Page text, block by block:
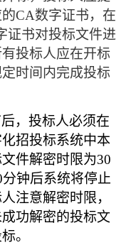
CA数字证书，在
证书对投标文件进
投标人应在开标
时间内完成投标
，投标人必须在
招投标系统中本
件解密时限为30
分钟后系统将停止
注意解密时限，
功解密的投标文
。